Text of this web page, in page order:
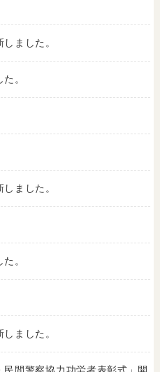
ました。
。
ました。
。
ました。